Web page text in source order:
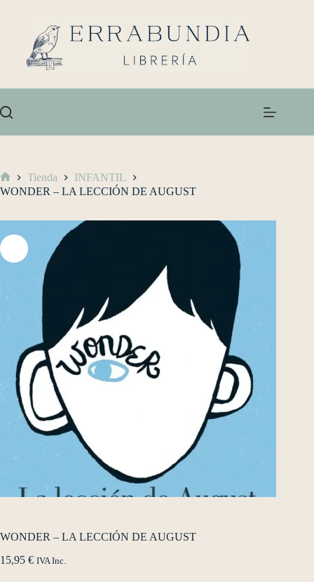
Tienda
INFANTIL
WONDER – LA LECCIÓN DE AUGUST
WONDER – LA LECCIÓN DE AUGUST
15,95 € IVA Inc.